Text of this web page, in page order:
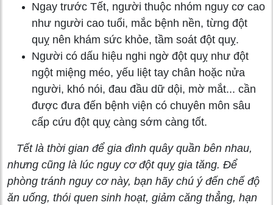
Ngay trước Tết, người thuộc nhóm nguy cơ cao
như người cao tuổi, mắc bệnh nền, từng đột
quỵ nên khám sức khỏe, tầm soát đột quỵ.
Người có dấu hiệu nghi ngờ đột quỵ như đột
ngột miệng méo, yếu liệt tay chân hoặc nửa
người, khó nói, đau đầu dữ dội, mờ mắt... cần
được đưa đến bệnh viện có chuyên môn sâu
cấp cứu đột quỵ càng sớm càng tốt.
Tết là thời gian để gia đình quây quần bên nhau,
nhưng cũng là lúc nguy cơ đột quỵ gia tăng. Để
phòng tránh nguy cơ này, bạn hãy chú ý đến chế độ
ăn uống, thói quen sinh hoạt, giảm căng thẳng, hạn